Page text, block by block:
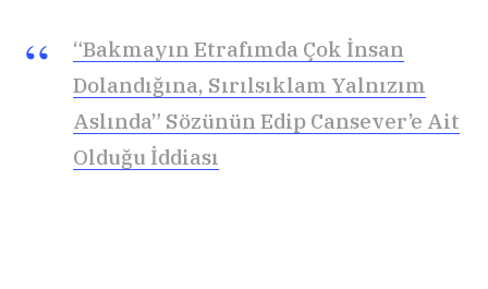
“Bakmayın Etrafımda Çok İnsan
Dolandığına, Sırılsıklam Yalnızım
Aslında” Sözünün Edip Cansever’e Ait
Olduğu İddiası